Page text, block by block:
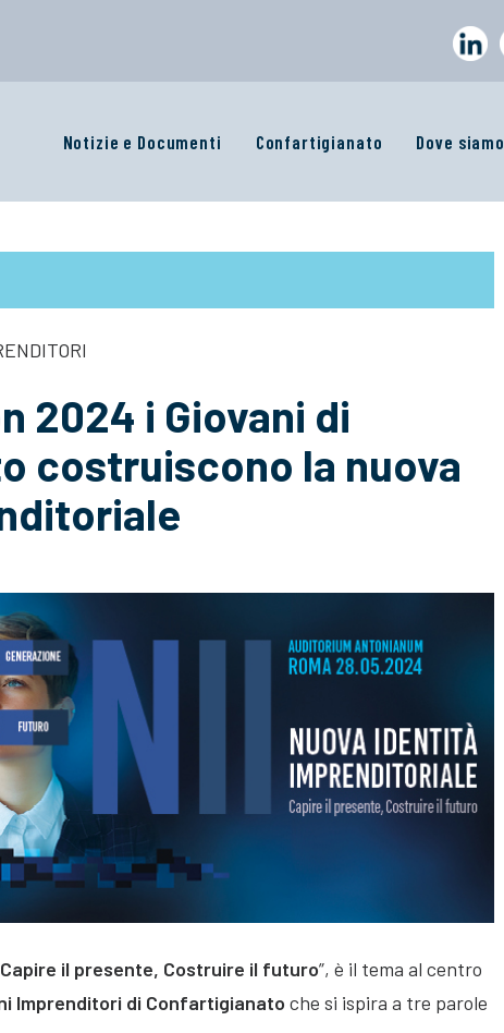
Notizie e Documenti Confartigianato Dove siamo
2024 i Giovani di
costruiscono la nuova
il presente, Costruire il futuro”, è il tema al centro
Imprenditori di Confartigianato che si ispira a tre parole